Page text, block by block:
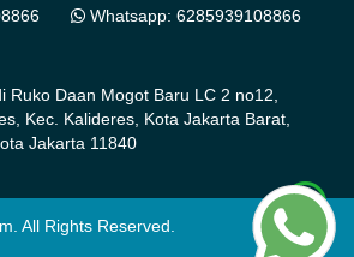
Whatsapp: 6285939108866
Ruko Daan Mogot Baru LC 2 no12,
Kec. Kalideres, Kota Jakarta Barat,
Jakarta 11840
All Rights Reserved.